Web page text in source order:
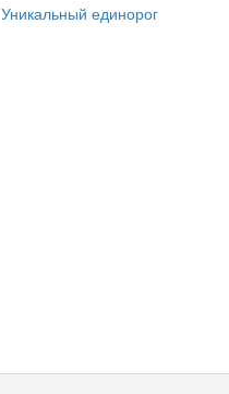
Уникальный единорог